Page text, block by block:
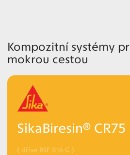
Kompozitní systémy
mokrou cestou
SikaBiresin® CR75
( dříve RSF 816 G )